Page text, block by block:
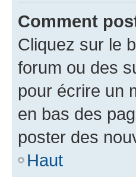
Comment
Cliquez sur le
forum ou des
pour écrire un
en bas des
poster des
Haut